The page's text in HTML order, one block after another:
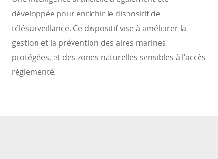
développée pour enrichir le dispositif de
télésurveillance. Ce dispositif vise à améliorer la
gestion et la prévention des aires marines
protégées, et des zones naturelles sensibles à l’accès
réglementé.